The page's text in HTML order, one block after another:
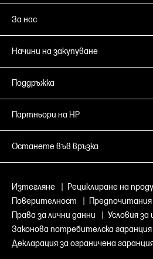
За нас
Начини на закупуване
Поддръжка
Партньори на HP
Останете във връзка
Изтегляне Рециклиране на
Поверителност
Права за лични данни
Условия за
Законова потребителска гаранция
Декларация за ограничена